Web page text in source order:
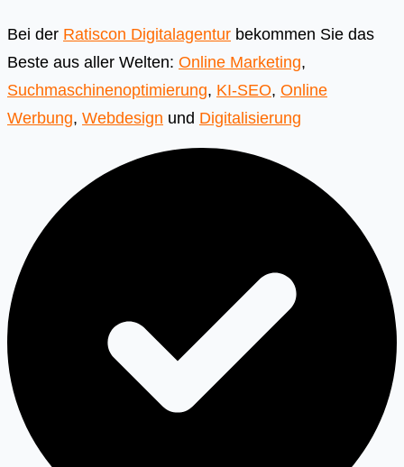
Bei der Ratiscon Digitalagentur bekommen Sie das
Beste aus aller Welten: Online Marketing,
Suchmaschinenoptimierung, KI-SEO, Online
Werbung, Webdesign und Digitalisierung